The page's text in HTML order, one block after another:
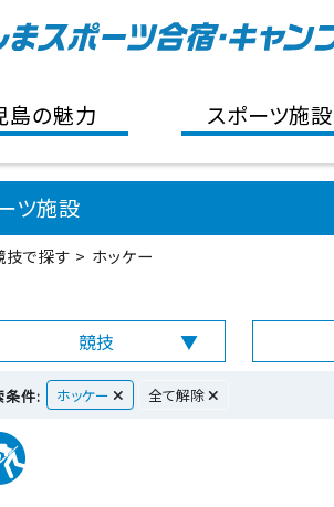
島の魅力 スポーツ施設
ツ施設
技で探す ホッケー
競技
条件: ホッケー 全て解除